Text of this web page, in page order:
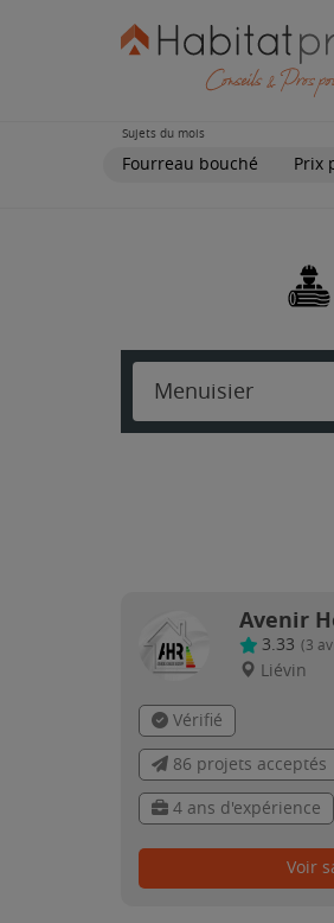
Sujets du mois
Fourreau bouché Prix
Menuisier
Avenir
3.33 (3
Liévin
Vérifié
86 projets acceptés
4 ans d'expérience
Voir